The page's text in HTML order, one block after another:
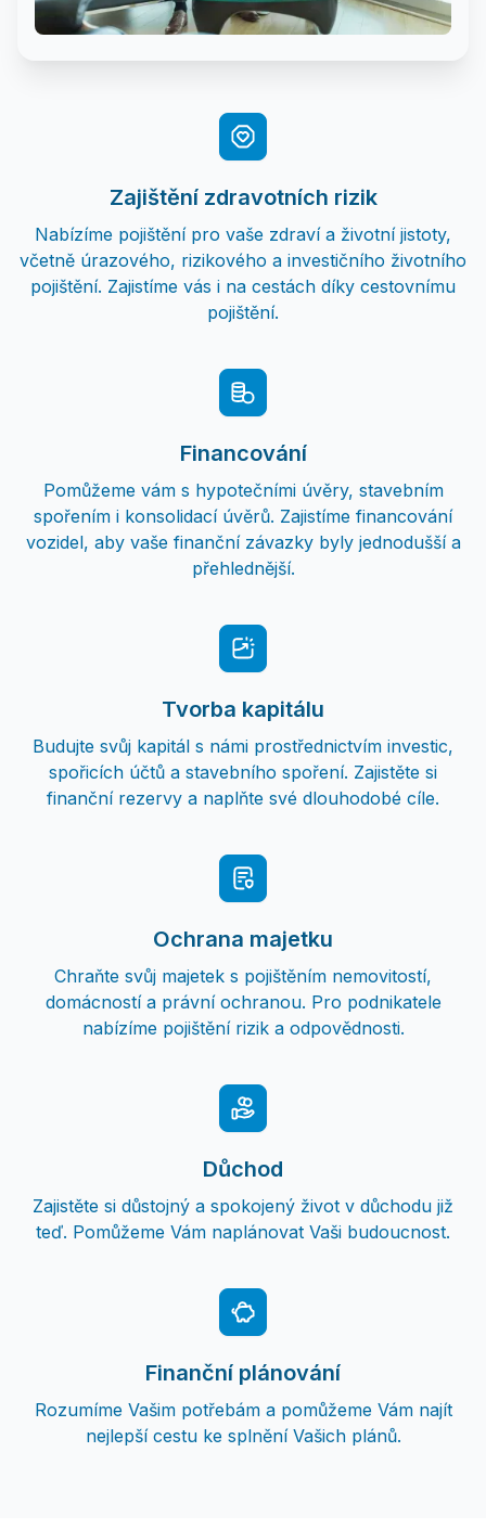
Zajištění zdravotních rizik
Nabízíme pojištění pro vaše zdraví a životní jistoty,
včetně úrazového, rizikového a investičního životního
pojištění. Zajistíme vás i na cestách díky cestovnímu
pojištění.
Financování
Pomůžeme vám s hypotečními úvěry, stavebním
spořením i konsolidací úvěrů. Zajistíme financování
vozidel, aby vaše finanční závazky byly jednodušší a
přehlednější.
Tvorba kapitálu
Budujte svůj kapitál s námi prostřednictvím investic,
spořicích účtů a stavebního spoření. Zajistěte si
finanční rezervy a naplňte své dlouhodobé cíle.
Ochrana majetku
Chraňte svůj majetek s pojištěním nemovitostí,
domácností a právní ochranou. Pro podnikatele
nabízíme pojištění rizik a odpovědnosti.
Důchod
Zajistěte si důstojný a spokojený život v důchodu již
teď. Pomůžeme Vám naplánovat Vaši budoucnost.
Finanční plánování
Rozumíme Vašim potřebám a pomůžeme Vám najít
nejlepší cestu ke splnění Vašich plánů.